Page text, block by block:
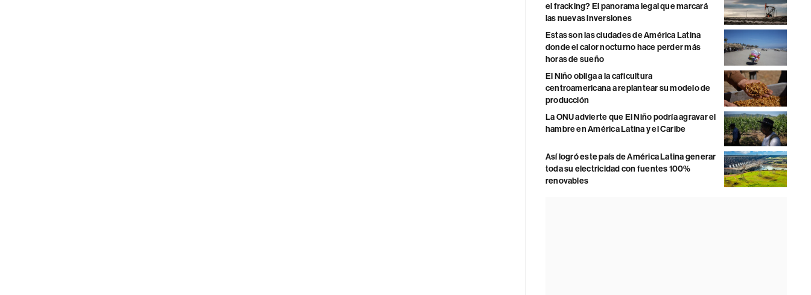
el fracking? El panorama legal que marcará
las nuevas inversiones
Estas son las ciudades de América Latina
donde el calor nocturno hace perder más
horas de sueño
El Niño obliga a la caficultura
centroamericana a replantear su modelo de
producción
La ONU advierte que El Niño podría agravar el
hambre en América Latina y el Caribe
Así logró este país de América Latina generar
toda su electricidad con fuentes 100%
renovables